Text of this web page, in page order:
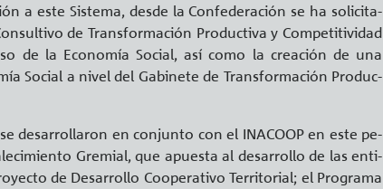
a este Sis­te­ma, desde la Con­fe­de­ra­ción se ha so­li­ci­ta­
de Trans­for­ma­ción Pro­duc­ti­va y Com­pe­ti­ti­vi­dad
de la Eco­no­mía So­cial, así como la crea­ción de una
So­cial a nivel del Ga­bi­ne­te de Trans­for­ma­ción Pro­duc­
desa­rro­lla­ron en con­jun­to con el INACOOP en este pe­
Gre­mial, que apues­ta al desa­rro­llo de las en­ti­
de Desa­rro­llo Coope­ra­ti­vo Te­rri­to­rial; el Pro­gra­ma